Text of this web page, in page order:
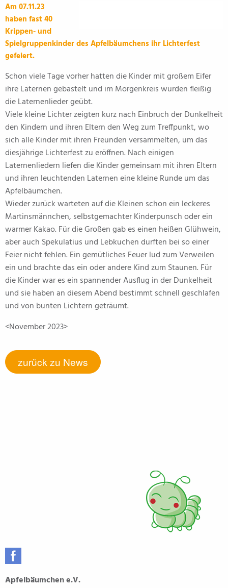
Am 07.11.23
haben fast 40
Krippen- und
Spielgruppenkinder des Apfelbäumchens ihr Lichterfest
gefeiert.
Schon viele Tage vorher hatten die Kinder mit großem Eifer
ihre Laternen gebastelt und im Morgenkreis wurden fleißig
die Laternenlieder geübt.
Viele kleine Lichter zeigten kurz nach Einbruch der Dunkelheit
den Kindern und ihren Eltern den Weg zum Treffpunkt, wo
sich alle Kinder mit ihren Freunden versammelten, um das
diesjährige Lichterfest zu eröffnen. Nach einigen
Laternenliedern liefen die Kinder gemeinsam mit ihren Eltern
und ihren leuchtenden Laternen eine kleine Runde um das
Apfelbäumchen.
Wieder zurück warteten auf die Kleinen schon ein leckeres
Martinsmännchen, selbstgemachter Kinderpunsch oder ein
warmer Kakao. Für die Großen gab es einen heißen Glühwein,
aber auch Spekulatius und Lebkuchen durften bei so einer
Feier nicht fehlen. Ein gemütliches Feuer lud zum Verweilen
ein und brachte das ein oder andere Kind zum Staunen. Für
die Kinder war es ein spannender Ausflug in der Dunkelheit
und sie haben an diesem Abend bestimmt schnell geschlafen
und von bunten Lichtern geträumt.
<November 2023>
zurück zu News
Apfelbäumchen e.V.